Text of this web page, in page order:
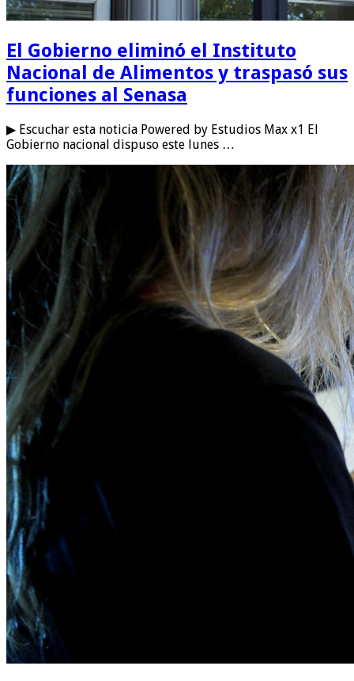
El Gobierno eliminó el Instituto
Nacional de Alimentos y traspasó sus
funciones al Senasa
▶ Escuchar esta noticia Powered by Estudios Max x1 El
Gobierno nacional dispuso este lunes …